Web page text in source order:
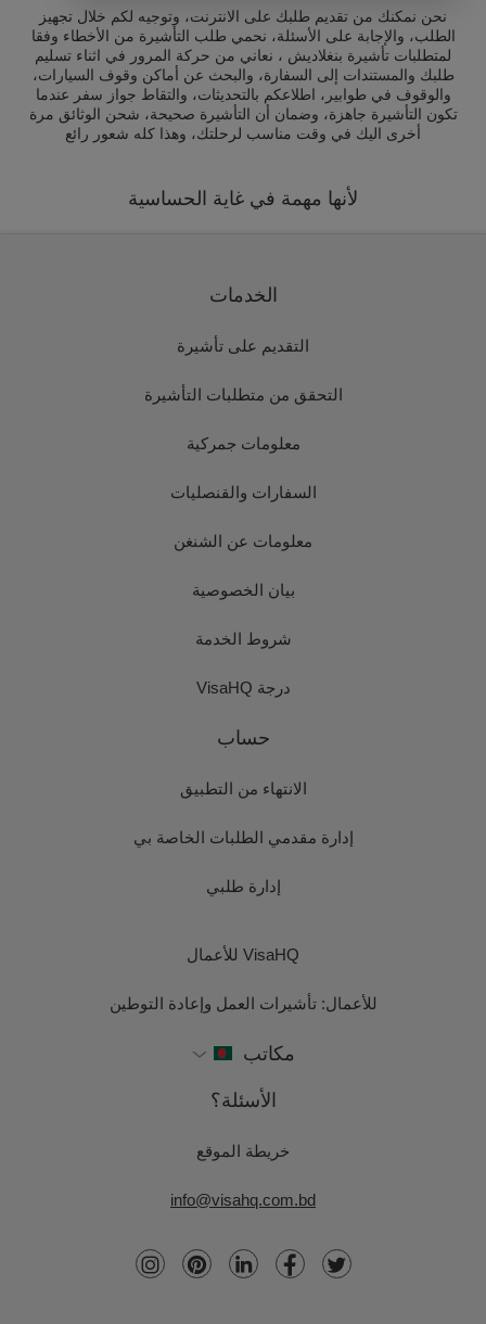
نحن نمكنك من تقديم طلبك على الانترنت، وتوجيه لكم خلال تجهيز
الطلب، والإجابة على الأسئلة، نحمي طلب التأشيرة من الأخطاء وفقا
لمتطلبات تأشيرة بنغلاديش ، نعاني من حركة المرور في اثناء تسليم
طلبك والمستندات إلى السفارة، والبحث عن أماكن وقوف السيارات،
والوقوف في طوابير، اطلاعكم بالتحديثات، والتقاط جواز سفر عندما
تكون التأشيرة جاهزة، وضمان أن التأشيرة صحيحة، شحن الوثائق مرة
أخرى اليك في وقت مناسب لرحلتك، وهذا كله شعور رائع
لأنها مهمة في غاية الحساسية
الخدمات
التقديم على تأشيرة
التحقق من متطلبات التأشيرة
معلومات جمركية
السفارات والقنصليات
معلومات عن الشنغن
بيان الخصوصية
شروط الخدمة
درجة VisaHQ
حساب
الانتهاء من التطبيق
إدارة مقدمي الطلبات الخاصة بي
إدارة طلبي
VisaHQ للأعمال
للأعمال: تأشيرات العمل وإعادة التوطين
مكاتب
الأسئلة؟
خريطة الموقع
info@visahq.com.bd